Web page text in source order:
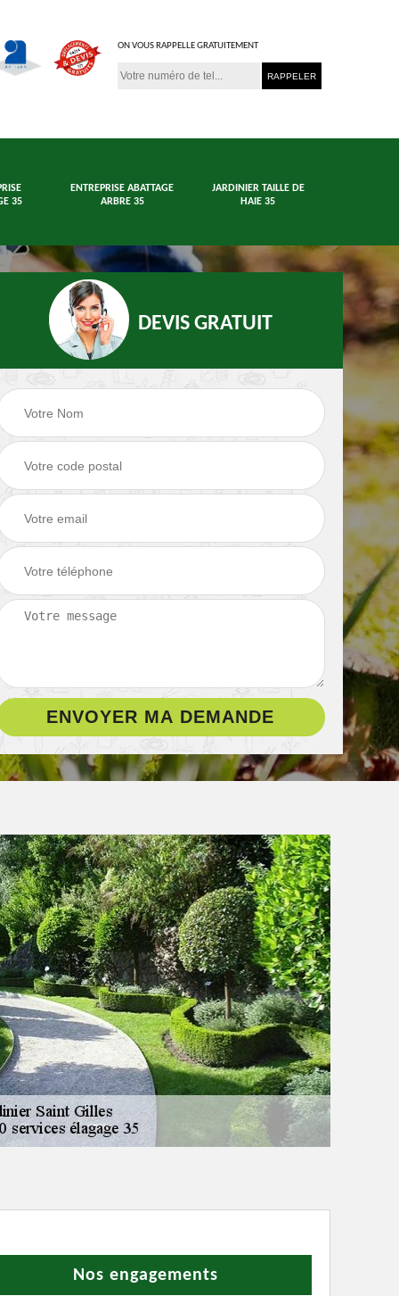
ON VOUS RAPPELLE GRATUITEMENT
35
ENTREPRISE ABATTAGE
ARBRE 35
JARDINIER TAILLE DE
HAIE 35
arbre et haie
Jardinier 35
DEVIS GRATUIT
Nos engagements